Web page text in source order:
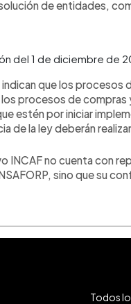
de entidades,
del 1 de diciembre de
que los procesos
procesos de compras
estén por iniciar
de la ley deberán
INCAF no cuenta con
sino que su
Todos